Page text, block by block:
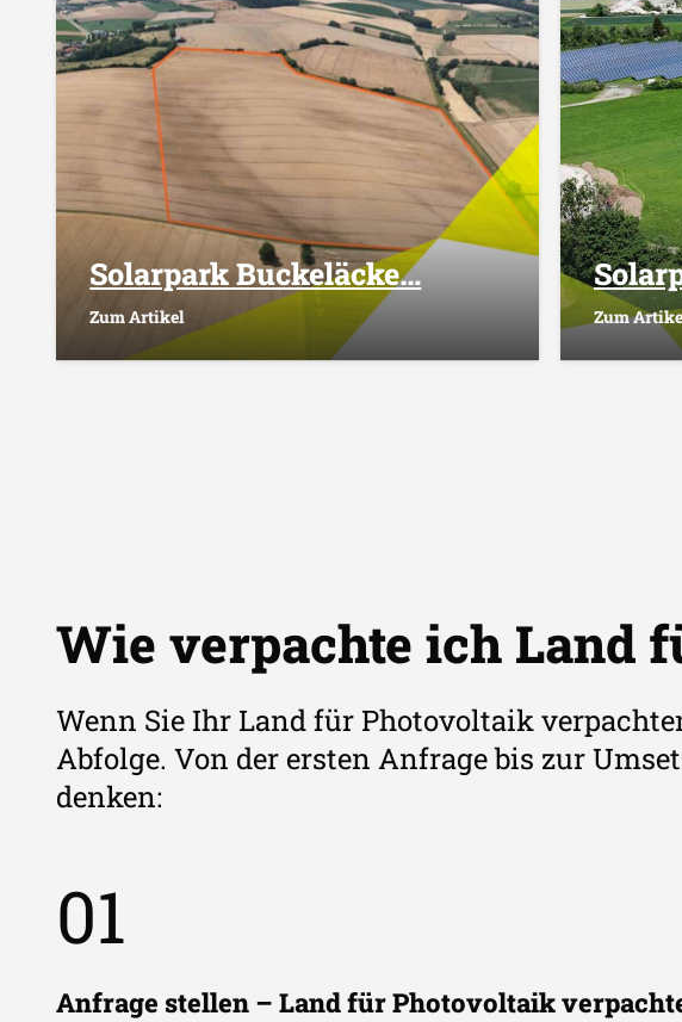
Solarpark Buckeläcke…
Zum Artikel Zum
Wie verpachte ich Land
Wenn Sie Ihr Land für Photovoltaik
Abfolge. Von der ersten Anfrage bis zur
denken:
01
Anfrage stellen – Land für Photovoltaik